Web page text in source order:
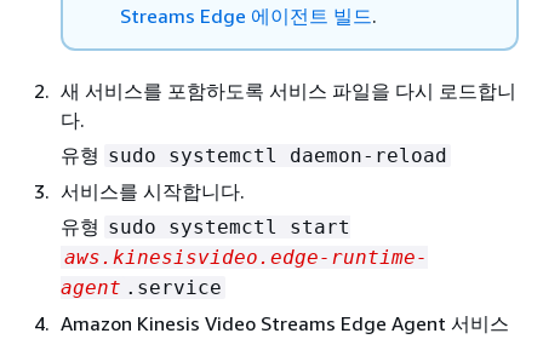
Streams Edge 에이전트 빌드.
새 서비스를 포함하도록 서비스 파일을 다시 로드합니
다.
유형 sudo systemctl daemon-reload
서비스를 시작합니다.
유형 sudo systemctl start
aws.kinesisvideo.edge-runtime-
agent .service
Amazon Kinesis Video Streams Edge Agent 서비스